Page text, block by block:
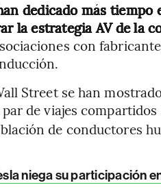
dedicado más tiempo
la estrategia AV de la
con
Street se han
de viajes
de conductores
niega su participación